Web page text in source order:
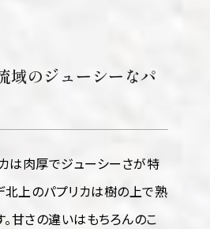
域のジューシーなパ
は肉厚でジューシーさが特
北上のパプリカは樹の上で熟
甘さの違いはもちろんのこ